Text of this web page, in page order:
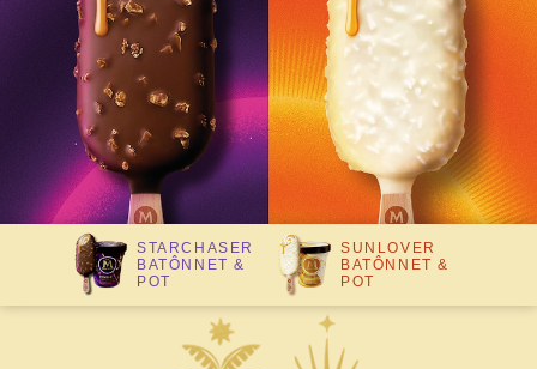
STARCHASER
BATÔNNET &
POT
SUNLOVER
BATÔNNET &
POT